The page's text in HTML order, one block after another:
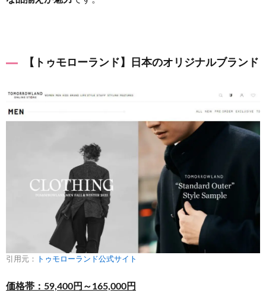
【トゥモローランド】日本のオリジナルブランド
引用元： トゥモローランド公式サイト
価格帯：59,400円～165,000円